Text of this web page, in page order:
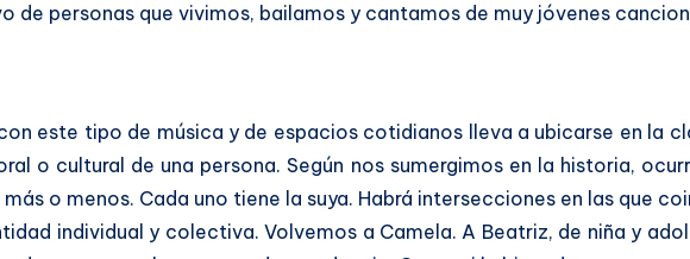
de personas que vivimos, bailamos y cantamos de muy jóvenes
este tipo de música y de espacios cotidianos lleva a ubicarse en la
o cultural de una persona. Según nos sumergimos en la historia,
o menos. Cada uno tiene la suya. Habrá intersecciones en las que
individual y colectiva. Volvemos a Camela. A Beatriz, de niña y